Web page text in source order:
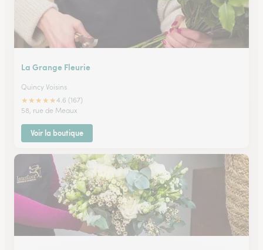
La Grange Fleurie
Quincy Voisins
★★★★★4.6 (167)
58, rue de Meaux
Voir la boutique